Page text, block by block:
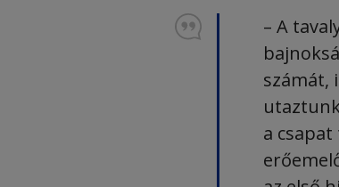
– A
számát,
a